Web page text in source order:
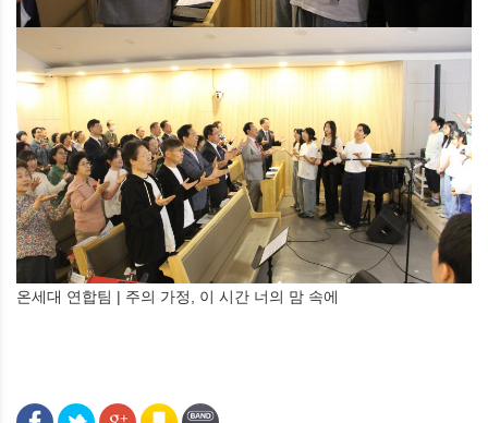
온세대 연합팀 | 주의 가정, 이 시간 너의 맘 속에